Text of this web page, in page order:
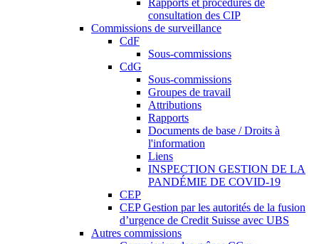
Rapports et procédures de
consultation des CIP
Commissions de surveillance
CdF
Sous-commissions
CdG
Sous-commissions
Groupes de travail
Attributions
Rapports
Documents de base / Droits à
l'information
Liens
INSPECTION GESTION DE LA
PANDÉMIE DE COVID-19
CEP
CEP Gestion par les autorités de la fusion
d’urgence de Credit Suisse avec UBS
Autres commissions